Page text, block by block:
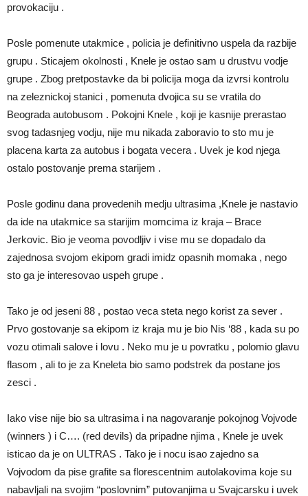
provokaciju .
Posle pomenute utakmice , policia je definitivno uspela da razbije
grupu . Sticajem okolnosti , Knele je ostao sam u drustvu vodje
grupe . Zbog pretpostavke da bi policija moga da izvrsi kontrolu
na zeleznickoj stanici , pomenuta dvojica su se vratila do
Beograda autobusom . Pokojni Knele , koji je kasnije prerastao
svog tadasnjeg vodju, nije mu nikada zaboravio to sto mu je
placena karta za autobus i bogata vecera . Uvek je kod njega
ostalo postovanje prema starijem .
Posle godinu dana provedenih medju ultrasima ,Knele je nastavio
da ide na utakmice sa starijim momcima iz kraja – Brace
Jerkovic. Bio je veoma povodljiv i vise mu se dopadalo da
zajednosa svojom ekipom gradi imidz opasnih momaka , nego
sto ga je interesovao uspeh grupe .
Tako je od jeseni 88 , postao veca steta nego korist za sever .
Prvo gostovanje sa ekipom iz kraja mu je bio Nis ‘88 , kada su po
vozu otimali salove i lovu . Neko mu je u povratku , polomio glavu
flasom , ali to je za Kneleta bio samo podstrek da postane jos
zesci .
Iako vise nije bio sa ultrasima i na nagovaranje pokojnog Vojvode
(winners ) i C…. (red devils) da pripadne njima , Knele je uvek
isticao da je on ULTRAS . Tako je i nocu isao zajedno sa
Vojvodom da pise grafite sa florescentnim autolakovima koje su
nabavljali na svojim “poslovnim” putovanjima u Svajcarsku i uvek